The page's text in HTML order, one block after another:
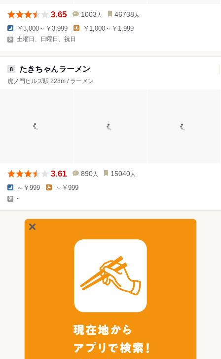
3.65 1003 人 46738 人
￥3,000～￥3,999 ￥1,000～￥1,999
土曜日、日曜日、祝日
8 たきちゃんラーメン
虎ノ門ヒルズ駅 228m / ラーメン
3.61 890 人 15040 人
～￥999 ～￥999
-